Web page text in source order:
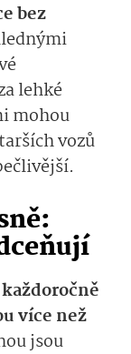
bez
lehké
mohou
vozů
každoročně
více než
jsou